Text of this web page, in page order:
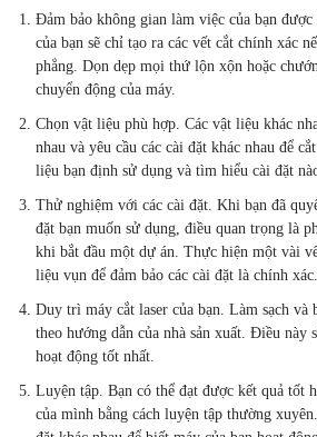
Đảm bảo không gian làm việc của bạn
của bạn sẽ chỉ tạo ra các vết cắt chính xác
phẳng. Dọn dẹp mọi thứ lộn xộn hoặc
chuyển động của máy.
Chọn vật liệu phù hợp. Các vật liệu khác
nhau và yêu cầu các cài đặt khác nhau để
liệu bạn định sử dụng và tìm hiểu cài đặt
Thử nghiệm với các cài đặt. Khi bạn đã
đặt bạn muốn sử dụng, điều quan trọng là
khi bắt đầu một dự án. Thực hiện một vài
liệu vụn để đảm bảo các cài đặt là chính xác.
Duy trì máy cắt laser của bạn. Làm sạch
theo hướng dẫn của nhà sản xuất. Điều này
hoạt động tốt nhất.
Luyện tập. Bạn có thể đạt được kết quả tốt
của mình bằng cách luyện tập thường